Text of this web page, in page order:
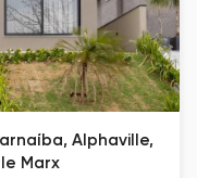
Alphaville,
Marx